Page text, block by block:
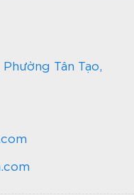
Tân Tạo,